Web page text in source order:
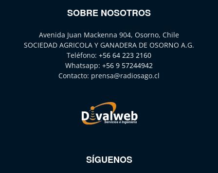
SOBRE NOSOTROS
Avenida Juan Mackenna 904, Osorno, Chile
SOCIEDAD AGRICOLA Y GANADERA DE OSORNO A.G.
Teléfono: +56 64 223 2160
Whatsapp: +56 9 57244942
Contacto: prensa@radiosago.cl
SÍGUENOS